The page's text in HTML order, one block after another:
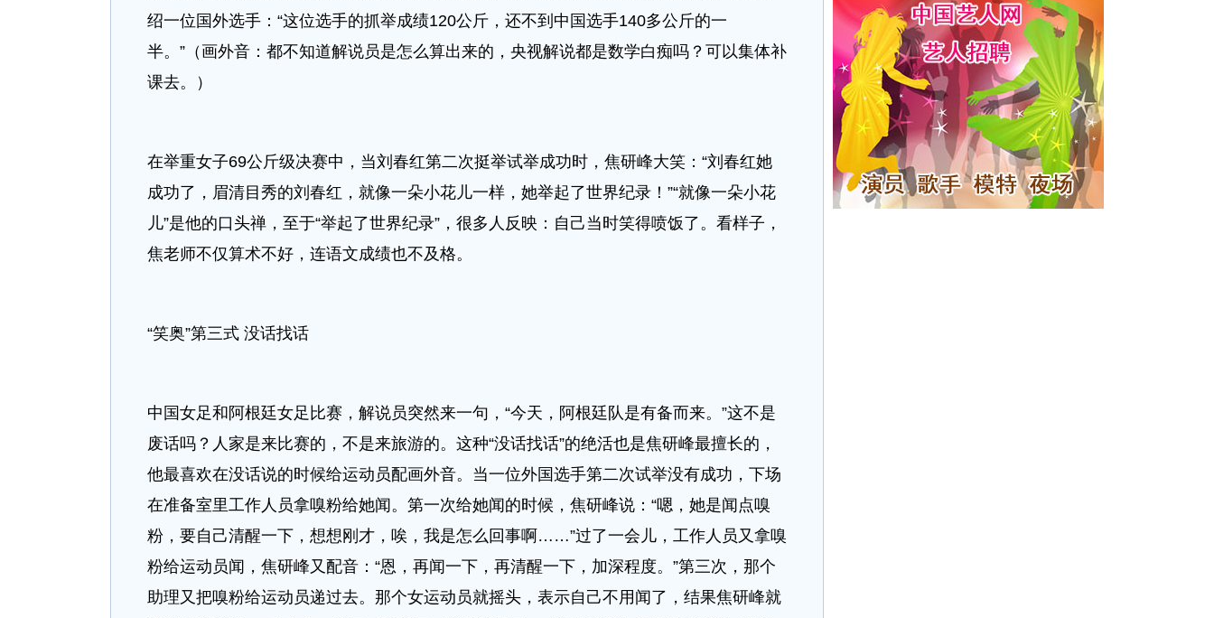
绍一位国外选手：“这位选手的抓举成绩120公斤，还不到中国选手140多公斤的一
半。”（画外音：都不知道解说员是怎么算出来的，央视解说都是数学白痴吗？可以集体补
课去。）
在举重女子69公斤级决赛中，当刘春红第二次挺举试举成功时，焦研峰大笑：“刘春红她
成功了，眉清目秀的刘春红，就像一朵小花儿一样，她举起了世界纪录！”“就像一朵小花
儿”是他的口头禅，至于“举起了世界纪录”，很多人反映：自己当时笑得喷饭了。看样子，
焦老师不仅算术不好，连语文成绩也不及格。
“笑奥”第三式 没话找话
中国女足和阿根廷女足比赛，解说员突然来一句，“今天，阿根廷队是有备而来。”这不是
废话吗？人家是来比赛的，不是来旅游的。这种“没话找话”的绝活也是焦研峰最擅长的，
他最喜欢在没话说的时候给运动员配画外音。当一位外国选手第二次试举没有成功，下场
在准备室里工作人员拿嗅粉给她闻。第一次给她闻的时候，焦研峰说：“嗯，她是闻点嗅
粉，要自己清醒一下，想想刚才，唉，我是怎么回事啊……”过了一会儿，工作人员又拿嗅
粉给运动员闻，焦研峰又配音：“恩，再闻一下，再清醒一下，加深程度。”第三次，那个
助理又把嗅粉给运动员递过去。那个女运动员就摇头，表示自己不用闻了，结果焦研峰就